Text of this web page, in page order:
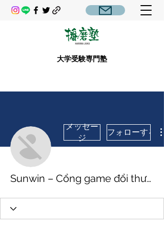
大学受験専門塾
メッセー
ジ
フォローする
Sunwin – Cổng game đổi thưởng